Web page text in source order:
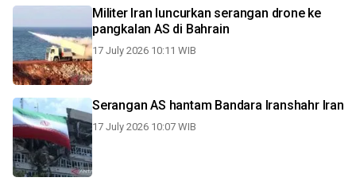
Militer Iran luncurkan serangan drone ke
pangkalan AS di Bahrain
17 July 2026 10:11 WIB
Serangan AS hantam Bandara Iranshahr Iran
17 July 2026 10:07 WIB